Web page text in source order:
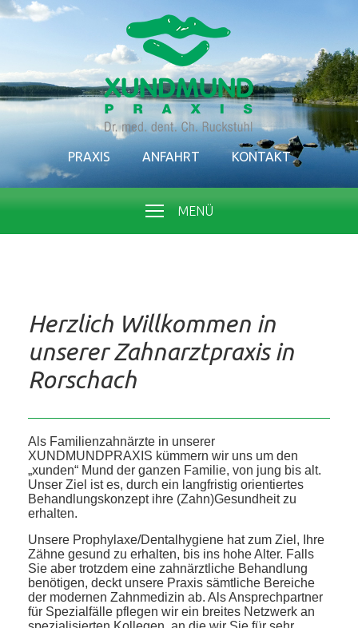
PRAXIS ANFAHRT KONTAKT
MENÜ
Herzlich Willkommen in
unserer Zahnarztpraxis in
Rorschach
Als Familienzahnärzte in unserer
XUNDMUNDPRAXIS kümmern wir uns um den
„xunden“ Mund der ganzen Familie, von jung bis alt.
Unser Ziel ist es, durch ein langfristig orientiertes
Behandlungskonzept ihre (Zahn)Gesundheit zu
erhalten.
Unsere Prophylaxe/Dentalhygiene hat zum Ziel, Ihre
Zähne gesund zu erhalten, bis ins hohe Alter. Falls
Sie aber trotzdem eine zahnärztliche Behandlung
benötigen, deckt unsere Praxis sämtliche Bereiche
der modernen Zahnmedizin ab. Als Ansprechpartner
für Spezialfälle pflegen wir ein breites Netzwerk an